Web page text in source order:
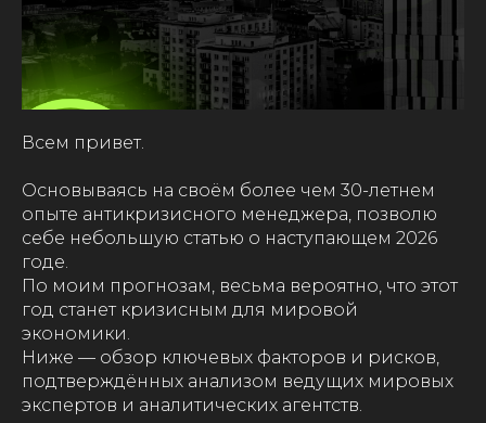
Всем привет.
Основываясь на своём более чем 30-летнем
опыте антикризисного менеджера, позволю
себе небольшую статью о наступающем 2026
годе.
По моим прогнозам, весьма вероятно, что этот
год станет кризисным для мировой
экономики.
Ниже — обзор ключевых факторов и рисков,
подтверждённых анализом ведущих мировых
экспертов и аналитических агентств.